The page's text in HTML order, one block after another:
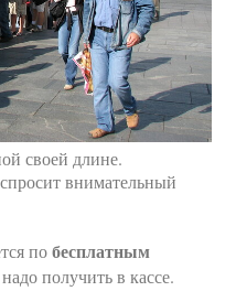
своей длине.
внимательный
побесплатным
получить в кассе.